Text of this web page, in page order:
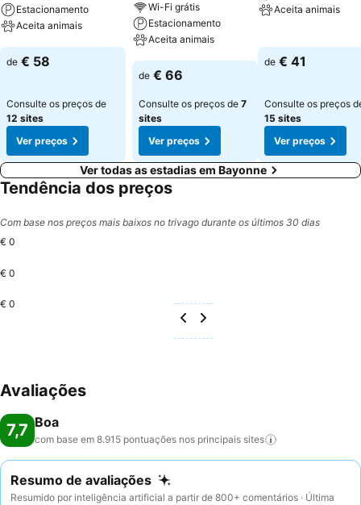
Estacionamento
Aceita animais
Ver preços
de € 58
Consulte os preços de
12 sites
Ver preços
Wi-Fi grátis
Estacionamento
Aceita animais
Ver preços
de € 66
Consulte os preços de 7
sites
Ver preços
Aceita animais
de € 41
Consulte os preços
15 sites
Ver preços
Ver todas as estadias em Bayonne
Tendência dos preços
Com base nos preços mais baixos no trivago durante os últimos 30 dias
€ 0
€ 0
€ 0
Avaliações
7,7 Boa
com base em 8.915 pontuações nos principais sites
Resumo de avaliações
Resumido por inteligência artificial a partir de 800+ comentários · Última